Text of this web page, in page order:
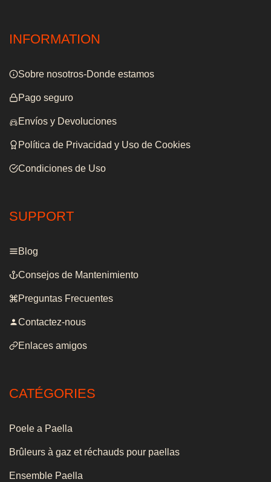
INFORMATION
Sobre nosotros-Donde estamos
Pago seguro
Envíos y Devoluciones
Política de Privacidad y Uso de Cookies
Condiciones de Uso
SUPPORT
Blog
Consejos de Mantenimiento
Preguntas Frecuentes
Contactez-nous
Enlaces amigos
CATÉGORIES
Poele a Paella
Brûleurs à gaz et réchauds pour paellas
Ensemble Paella